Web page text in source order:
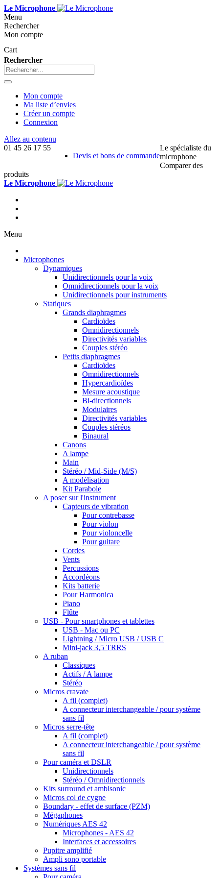
Le Microphone
Menu
Rechercher
Mon compte
Cart
Rechercher
Mon compte
Ma liste d’envies
Créer un compte
Connexion
Allez au contenu
01 45 26 17 55
Devis et bons de commande
Le spécialiste du
microphone
Comparer des
produits
Le Microphone
Menu
Microphones
Dynamiques
Unidirectionnels pour la voix
Omnidirectionnels pour la voix
Unidirectionnels pour instruments
Statiques
Grands diaphragmes
Cardioïdes
Omnidirectionnels
Directivités variables
Couples stéréo
Petits diaphragmes
Cardioïdes
Omnidirectionnels
Hypercardioïdes
Mesure acoustique
Bi-directionnels
Modulaires
Directivités variables
Couples stéréos
Binaural
Canons
A lampe
Main
Stéréo / Mid-Side (M/S)
A modélisation
Kit Parabole
A poser sur l'instrument
Capteurs de vibration
Pour contrebasse
Pour violon
Pour violoncelle
Pour guitare
Cordes
Vents
Percussions
Accordéons
Kits batterie
Pour Harmonica
Piano
Flûte
USB - Pour smartphones et tablettes
USB - Mac ou PC
Lightning / Micro USB / USB C
Mini-jack 3,5 TRRS
A ruban
Classiques
Actifs / A lampe
Stéréo
Micros cravate
A fil (complet)
A connecteur interchangeable / pour système
sans fil
Micros serre-tête
A fil (complet)
A connecteur interchangeable / pour système
sans fil
Pour caméra et DSLR
Unidirectionnels
Stéréo / Omnidirectionnels
Kits surround et ambisonic
Micros col de cygne
Boundary - effet de surface (PZM)
Mégaphones
Numériques AES 42
Microphones - AES 42
Interfaces et accessoires
Pupitre amplifié
Ampli sono portable
Systèmes sans fil